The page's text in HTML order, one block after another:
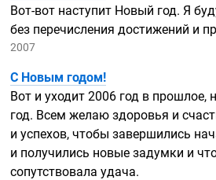
Вот-вот наступит Новый год. Я
без перечисления достижений и
2007
С Новым годом!
Вот и уходит 2006 год в прошлое,
год. Всем желаю здоровья и
и успехов, чтобы завершились
и получились новые задумки и
сопутствовала удача.